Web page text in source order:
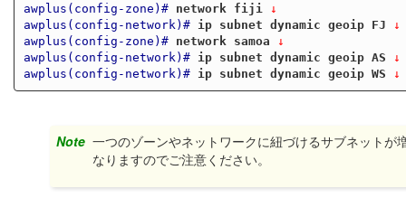
awplus(config-zone)#
network fiji
↓
awplus(config-network)#
ip subnet dynamic geoip FJ ↓
awplus(config-zone)#
network samoa ↓
awplus(config-network)#
ip subnet dynamic geoip AS ↓
awplus(config-network)#
ip subnet dynamic geoip WS ↓
Note 一つのゾーンやネットワークに紐づけるサブネット
なりますのでご注意ください。